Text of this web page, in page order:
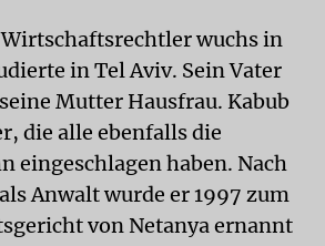
wuchs in
in Tel Aviv. Sein Vater
Mutter Hausfrau. Kabub
die alle ebenfalls die
eingeschlagen haben. Nach
Anwalt wurde er 1997 zum
von Netanya ernannt